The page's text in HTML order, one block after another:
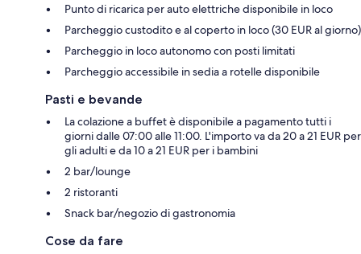
Punto di ricarica per auto elettriche disponibile in loco
Parcheggio custodito e al coperto in loco (30 EUR al giorno)
Parcheggio in loco autonomo con posti limitati
Parcheggio accessibile in sedia a rotelle disponibile
Pasti e bevande
La colazione a buffet è disponibile a pagamento tutti i
giorni dalle 07:00 alle 11:00. L'importo va da 20 a 21 EUR per
gli adulti e da 10 a 21 EUR per i bambini
2 bar/lounge
2 ristoranti
Snack bar/negozio di gastronomia
Cose da fare